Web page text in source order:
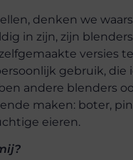
denken we
in zijn, zijn
versies
gebruik,
andere blenders
maken: boter,
eieren.